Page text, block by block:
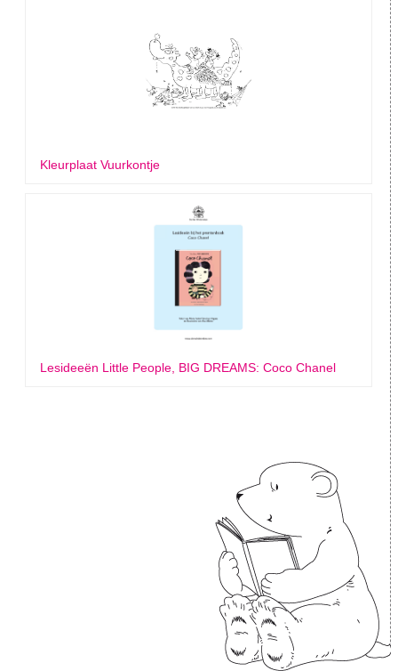
Kleurplaat Vuurkontje
Lesideeën Little People, BIG DREAMS: Coco Chanel